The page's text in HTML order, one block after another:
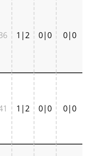
1|2 0|0 0|0
1|2 0|0 0|0